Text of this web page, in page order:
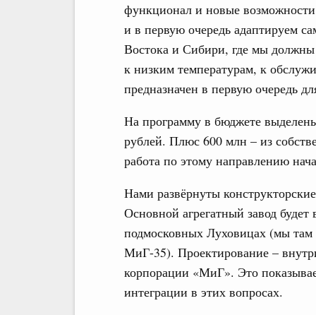
функционал и новые
и в первую очередь адаптируем
Востока и Сибири, где мы
к низким температурам, к
предназначен в первую очередь
На программу в бюджете
рублей. Плюс 600 млн – из
работа по этому направлению
Нами развёрнуты
Основной агрегатный завод
подмосковных Луховицах (мы
МиГ-35). Проектирование –
корпорации «МиГ». Это
интеграции в этих вопросах.